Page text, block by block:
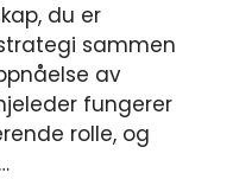
du er
sammen
av
fungerer
rolle, og